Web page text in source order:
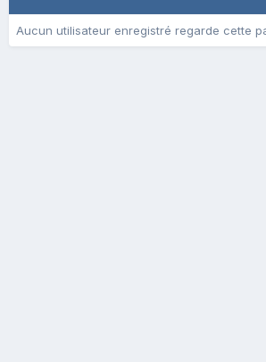
Aucun utilisateur enregistré regarde cette